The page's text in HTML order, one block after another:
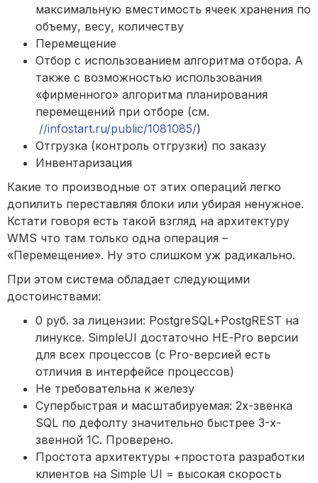
максимальную вместимость ячеек хранения по
объему, весу, количеству
Перемещение
Отбор с использованием алгоритма отбора. А
также с возможностью использования
«фирменного» алгоритма планирования
перемещений при отборе (см.
//infostart.ru/public/1081085/)
Отгрузка (контроль отгрузки) по заказу
Инвентаризация
Какие то производные от этих операций легко
допилить переставляя блоки или убирая ненужное.
Кстати говоря есть такой взгляд на архитектуру
WMS что там только одна операция –
«Перемещение». Ну это слишком уж радикально.
При этом система обладает следующими
достоинствами:
0 руб. за лицензии: PostgreSQL+PostgREST на
линуксе. SimpleUI достаточно НЕ-Pro версии
для всех процессов (с Pro-версией есть
отличия в интерфейсе процессов)
Не требовательна к железу
Супербыстрая и масштабируемая: 2х-звенка
SQL по дефолту значительно быстрее 3-х-
звенной 1С. Проверено.
Простота архитектуры +простота разработки
клиентов на Simple UI = высокая скорость